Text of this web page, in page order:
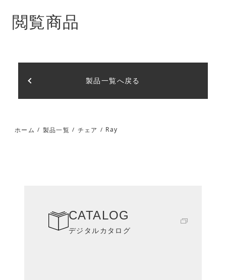
閲覧商品
製品一覧へ戻る
ホーム / 製品一覧 / チェア / Ray
CATALOG
デジタルカタログ